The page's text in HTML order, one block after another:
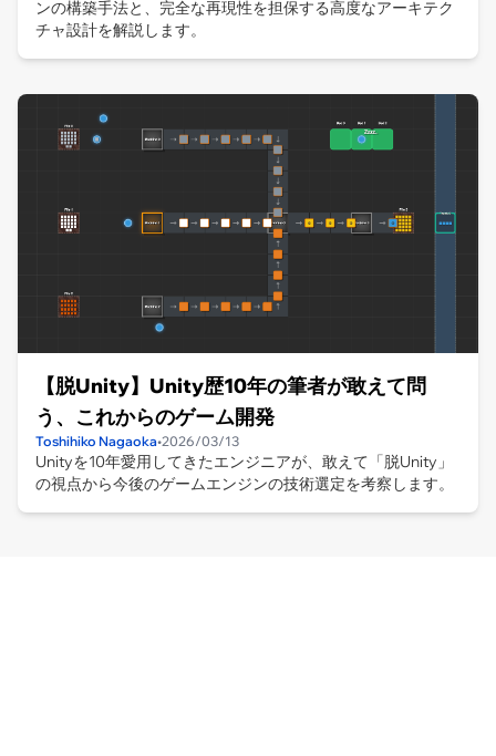
ンの構築手法と、完全な再現性を担保する高度なアーキテク
チャ設計を解説します。
【脱Unity】Unity歴10年の筆者が敢えて問
う、これからのゲーム開発
Toshihiko Nagaoka•2026/03/13
Unityを10年愛用してきたエンジニアが、敢えて「脱Unity」
の視点から今後のゲームエンジンの技術選定を考察します。